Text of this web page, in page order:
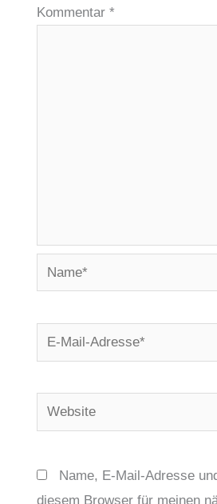
Kommentar *
Name*
E-
Mail-
Website
Name, E-Mail-Adresse
diesem Browser für meinen